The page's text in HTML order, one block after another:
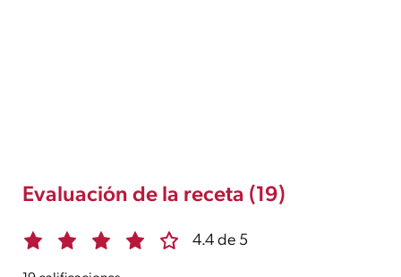
Evaluación de la receta (19)
4.4 de 5